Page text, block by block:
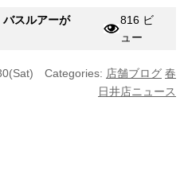
バスルアーが
816 ビ
ュー
Categories: 店舗ブログ 春
日井店ニュース